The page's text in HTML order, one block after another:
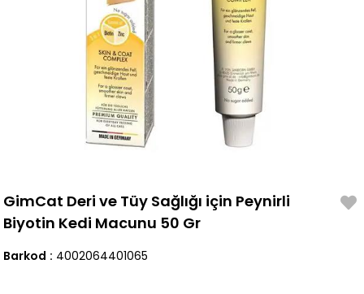
GimCat Deri ve Tüy Sağlığı için Peynirli
Biyotin Kedi Macunu 50 Gr
Barkod : 4002064401065